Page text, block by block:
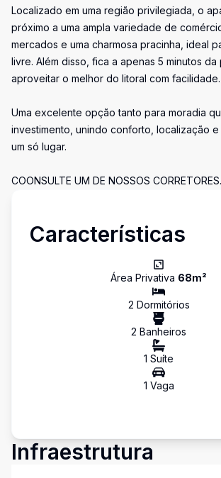
Localizado em uma região privilegiada, o
próximo a uma ampla variedade de
mercados e uma charmosa pracinha, ideal
livre. Além disso, fica a apenas 5 minutos da
aproveitar o melhor do litoral com facilidade.
Uma excelente opção tanto para moradia
investimento, unindo conforto, localização
um só lugar.
COONSULTE UM DE NOSSOS CORRETORES.
Características
Área Privativa 68m²
2 Dormitórios
2 Banheiros
1 Suíte
1 Vaga
Infraestrutura